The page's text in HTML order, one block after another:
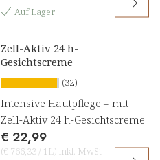
Auf Lager
Zell-Aktiv 24 h-
Gesichtscreme
(32)
Intensive Hautpflege – mit
Zell-Aktiv 24 h-Gesichtscreme
€ 22,99
(€ 766,33 / 1L) inkl. MwSt